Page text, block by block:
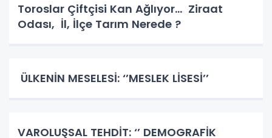
Toroslar Çiftçisi Kan Ağlıyor… Ziraat
Odası, İl, İlçe Tarım Nerede ?
ÜLKENİN MESELESİ: ‘’MESLEK LİSESİ’’
VAROLUŞSAL TEHDİT: ‘’ DEMOGRAFİK